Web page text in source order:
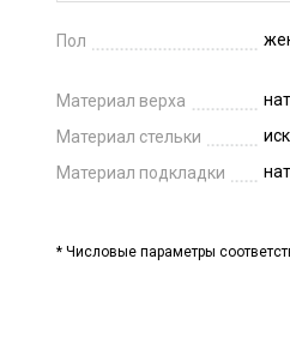
Пол
Материал верха
Материал стельки
Материал подкладки
* Числовые параметры